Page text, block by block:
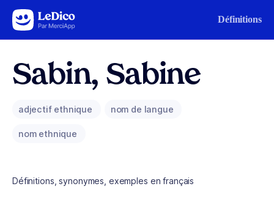
Aller au contenu Définitions
Sabin, Sabine
adjectif ethnique nom de langue
nom ethnique
Définitions, synonymes, exemples en français